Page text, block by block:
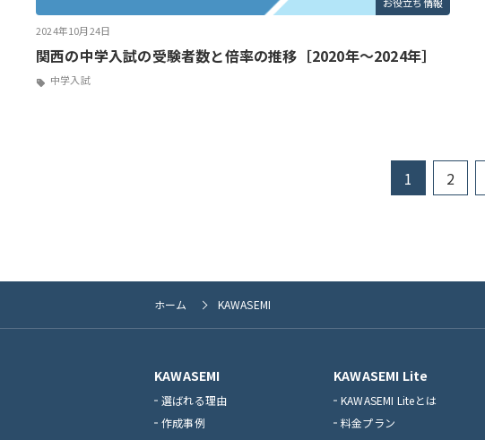
お役立ち情報
2024年10月24日
関西の中学入試の受験者数と倍率の推移［2020年～2024年］
中学入試
1 2
ホーム KAWASEMI
KAWASEMI
選ばれる理由
作成事例
KAWASEMI Lite
KAWASEMI Liteとは
料金プラン